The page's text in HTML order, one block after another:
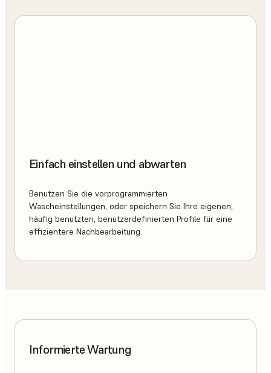
Einfach einstellen und abwarten
Benutzen Sie die vorprogrammierten
Wascheinstellungen, oder speichern Sie Ihre eigenen,
häufig benutzten, benutzerdefinierten Profile für eine
effizientere Nachbearbeitung.
Informierte Wartung